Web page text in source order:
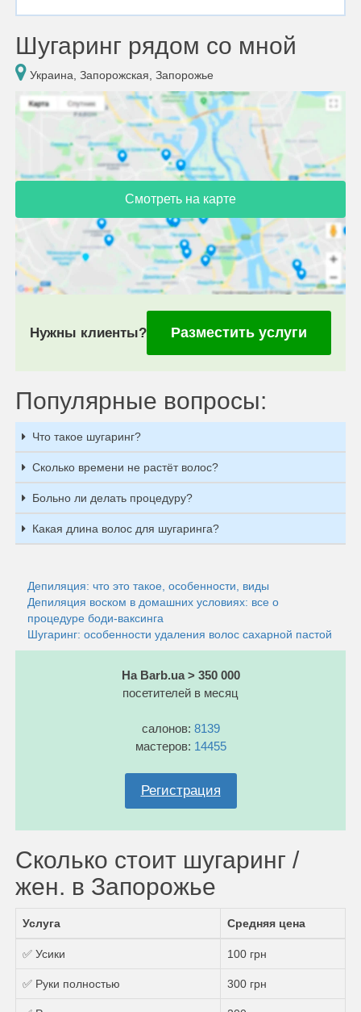
Шугаринг рядом со мной
Украина, Запорожская, Запорожье
Смотреть на карте
Нужны клиенты? Разместить услуги
Популярные вопросы:
Что такое шугаринг?
Сколько времени не растёт волос?
Больно ли делать процедуру?
Какая длина волос для шугаринга?
Депиляция: что это такое, особенности, виды
Депиляция воском в домашних условиях: все о
процедуре боди-ваксинга
Шугаринг: особенности удаления волос сахарной пастой
На Barb.ua > 350 000
посетителей в месяц
салонов: 8139
мастеров: 14455
Регистрация
Сколько стоит шугаринг /
жен. в Запорожье
Услуга Средняя цена
✅ Усики 100 грн
✅ Руки полностью 300 грн